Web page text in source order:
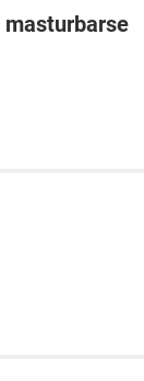
masturbarse